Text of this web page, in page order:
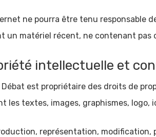
ne pourra être tenu responsable
un matériel récent, ne contenant
intellectuelle et
Débat est propriétaire des droits de
les textes, images, graphismes, logo,
représentation,